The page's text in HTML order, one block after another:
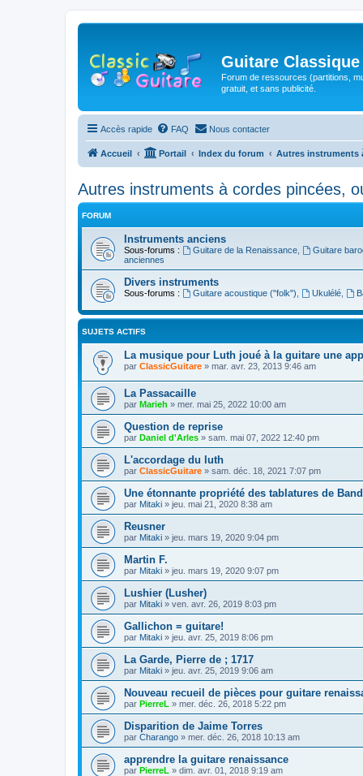
Guitare Classique
Forum de ressources (partitions,
gratuit, et sans publicité.
Accès rapide FAQ Nous contacter
Accueil Portail Index du forum Autres instruments
Autres instruments à cordes pincées,
FORUM
Instruments anciens
Sous-forums : Guitare de la Renaissance, Guitare
anciennes
Divers instruments
Sous-forums : Guitare acoustique ("folk") Ukulélé,
SUJETS ACTIFS
La musique pour Luth joué à la guitare une
par ClassicGuitare » mar. avr. 23, 2013 9:46 am
La Passacaille
par Marieh » mer. mai 25, 2022 10:00 am
Question de reprise
par Daniel d'Arles » sam. mai 07, 2022 12:40 pm
L'accordage du luth
par ClassicGuitare » sam. déc. 18, 2021 7:07 pm
Une étonnante propriété des tablatures de
par Mitaki » jeu. mai 21, 2020 8:38 am
Reusner
par Mitaki » jeu. mars 19, 2020 9:04 pm
Martin F.
par Mitaki » jeu. mars 19, 2020 9:07 pm
Lushier (Lusher)
par Mitaki » ven. avr. 26, 2019 8:03 pm
Gallichon = guitare!
par Mitaki » jeu. avr. 25, 2019 8:06 pm
La Garde, Pierre de ; 1717
par Mitaki » jeu. avr. 25, 2019 9:06 am
Nouveau recueil de pièces pour guitare
par PierreL » mer. déc. 26, 2018 5:22 pm
Disparition de Jaime Torres
par Charango » mer. déc. 26, 2018 10:13 am
apprendre la guitare renaissance
par PierreL » dim. avr. 01, 2018 9:19 am